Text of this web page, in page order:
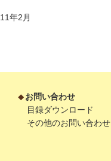
年2月
お問い合わせ
目録ダウンロード
その他のお問い合わせ